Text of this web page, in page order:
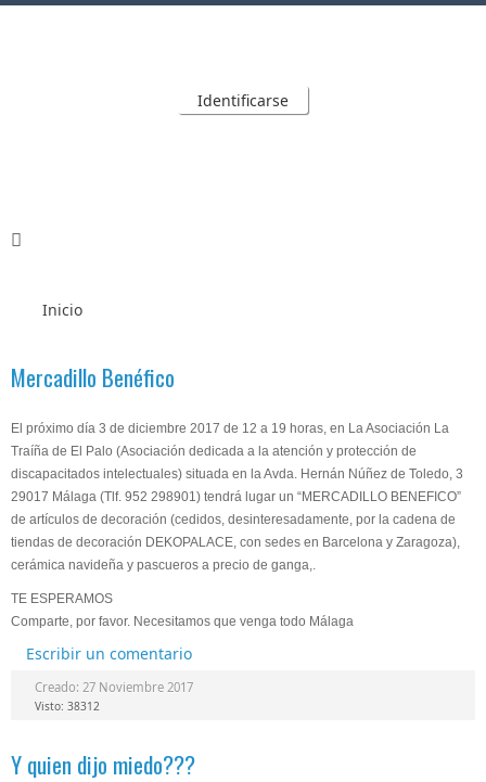
Identificarse
Inicio
Mercadillo Benéfico
El próximo día 3 de diciembre 2017 de 12 a 19 horas, en La Asociación La
Traíña de El Palo (Asociación dedicada a la atención y protección de
discapacitados intelectuales) situada en la Avda. Hernán Núñez de Toledo, 3
29017 Málaga (Tlf. 952 298901) tendrá lugar un “MERCADILLO BENEFICO”
de artículos de decoración (cedidos, desinteresadamente, por la cadena de
tiendas de decoración DEKOPALACE, con sedes en Barcelona y Zaragoza),
cerámica navideña y pascueros a precio de ganga,.
TE ESPERAMOS
Comparte, por favor. Necesitamos que venga todo Málaga
Escribir un comentario
Creado: 27 Noviembre 2017
Visto: 38312
Y quien dijo miedo???